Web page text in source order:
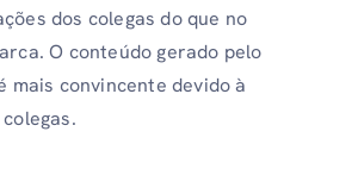
dos colegas do que no
O conteúdo gerado pelo
mais convincente devido à